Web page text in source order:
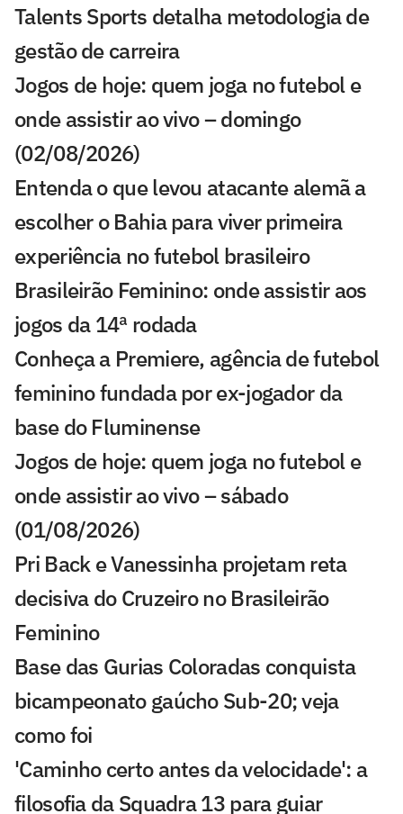
Talents Sports detalha metodologia de
gestão de carreira
Jogos de hoje: quem joga no futebol e
onde assistir ao vivo – domingo
(02/08/2026)
Entenda o que levou atacante alemã a
escolher o Bahia para viver primeira
experiência no futebol brasileiro
Brasileirão Feminino: onde assistir aos
jogos da 14ª rodada
Conheça a Premiere, agência de futebol
feminino fundada por ex-jogador da
base do Fluminense
Jogos de hoje: quem joga no futebol e
onde assistir ao vivo – sábado
(01/08/2026)
Pri Back e Vanessinha projetam reta
decisiva do Cruzeiro no Brasileirão
Feminino
Base das Gurias Coloradas conquista
bicampeonato gaúcho Sub-20; veja
como foi
'Caminho certo antes da velocidade': a
filosofia da Squadra 13 para guiar